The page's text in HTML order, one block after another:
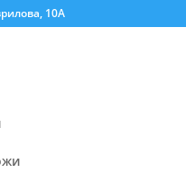
10А